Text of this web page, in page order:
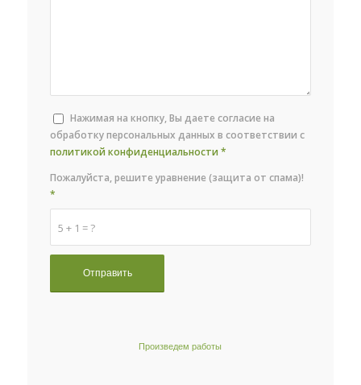
Нажимая на кнопку, Вы даете согласие на
обработку персональных данных в соответствии с
политикой конфиденциальности *
5 + 1 = ?
Пожалуйста, решите уравнение (защита от спама)!
*
Произведем работы